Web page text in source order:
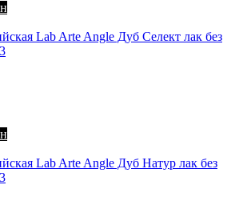
Lab Arte Angle Дуб Селект лак без
Lab Arte Angle Дуб Натур лак без